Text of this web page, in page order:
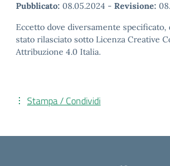
Pubblicato: 08.05.2024 - Revisione:
Eccetto dove diversamente specificato,
stato rilasciato sotto Licenza Creative
Attribuzione 4.0 Italia.
Stampa / Condividi